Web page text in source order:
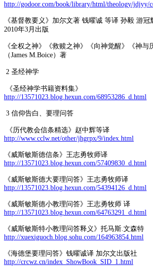
http://godoor.com/book/library/html/theology/jdjyy/
《基督教要义》加尔文著 钱曜诚 等译 孙毅 游
2010年3月出版
《全权之神》《救赎之神》《向神觉醒》《神与
（James M.Boice）著
2 圣经神学
《圣经神学书籍资料集》
http://13571023.blog.hexun.com/68953286_d.html
3 信仰告白、要理问答
《历代教会信条精选》赵中辉等译
http://www.cclw.net/other/jhgrpx/9/index.html
《威斯敏斯德信条》王志勇牧师译
http://13571023.blog.hexun.com/57409830_d.html
《威斯敏斯德大要理问答》王志勇牧师译
http://13571023.blog.hexun.com/54394126_d.html
《威斯敏斯德小教理问答》王志勇牧师 译
http://13571023.blog.hexun.com/64763291_d.html
《威斯敏斯特小教理问答释义》托马斯.文森特
http://xuexiguoch.blog.sohu.com/164963854.html
《海德堡要理问答》钱曜诚译 加尔文出版社
http://crcwz.cn/index_ShowBook_SID_1.html